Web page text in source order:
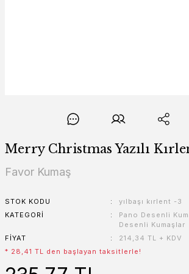
Merry Christmas Yazılı
Favor Kumaş
STOK KODU
yılbaşı kırlent -3
KATEGORI
Pano Desenli
Desenli Kumaşlar
FIYAT
214,34 TL + KDV
* 28,41 TL den başlayan taksitlerle!